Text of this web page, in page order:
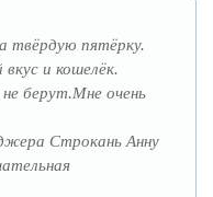
твёрдую пятёрку.
и кошелёк.
берут.Мне очень
Строкань Анну